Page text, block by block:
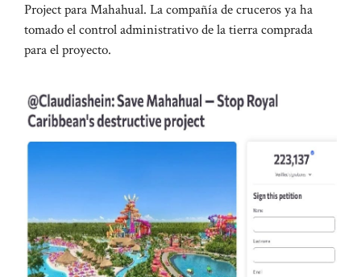
Project para Mahahual. La compañía de cruceros ya ha
tomado el control administrativo de la tierra comprada
para el proyecto.